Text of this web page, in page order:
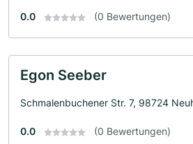
0.0 (0 Bewertungen)
Egon Seeber
Schmalenbuchener Str. 7, 98724
0.0 (0 Bewertungen)